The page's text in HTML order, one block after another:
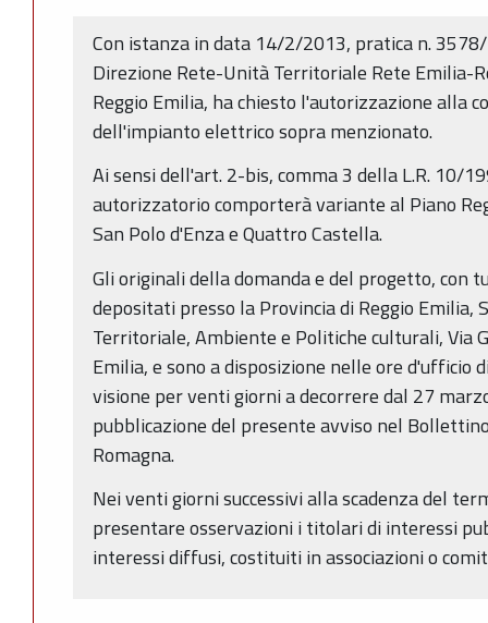
Con istanza in data 14/2/2013, pratica n.
Direzione Rete-Unità Territoriale Rete Emilia-
Reggio Emilia, ha chiesto l'autorizzazione alla
dell'impianto elettrico sopra menzionato.
Ai sensi dell'art. 2-bis, comma 3 della L.R. 10/
autorizzatorio comporterà variante al Piano
San Polo d'Enza e Quattro Castella.
Gli originali della domanda e del progetto, con
depositati presso la Provincia di Reggio Emilia,
Territoriale, Ambiente e Politiche culturali, Via
Emilia, e sono a disposizione nelle ore d'ufficio
visione per venti giorni a decorrere dal 27
pubblicazione del presente avviso nel
Romagna.
Nei venti giorni successivi alla scadenza del
presentare osservazioni i titolari di interessi
interessi diffusi, costituiti in associazioni o